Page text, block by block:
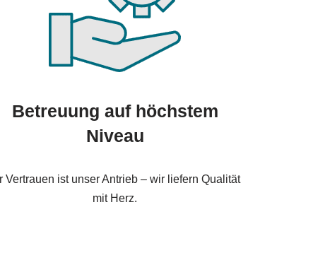
Betreuung auf höchstem
Niveau
Vertrauen ist unser Antrieb – wir liefern Qualität
mit Herz.